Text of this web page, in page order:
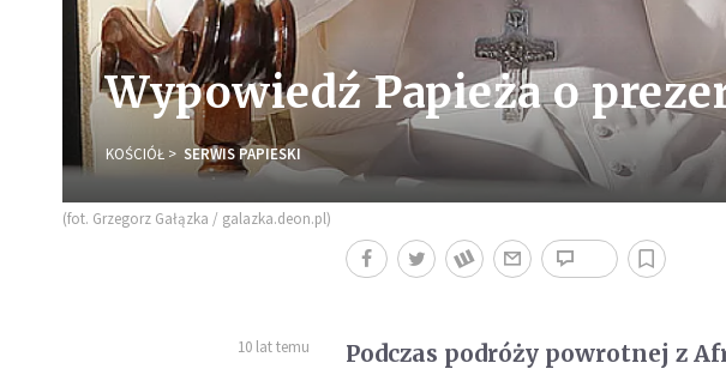
Wypowiedź Papieża o
KOŚCIÓŁ SERWIS PAPIESKI
(fot. Grzegorz Gałązka / galazka.deon.pl)
10 lat temu
Podczas podróży powrotnej z